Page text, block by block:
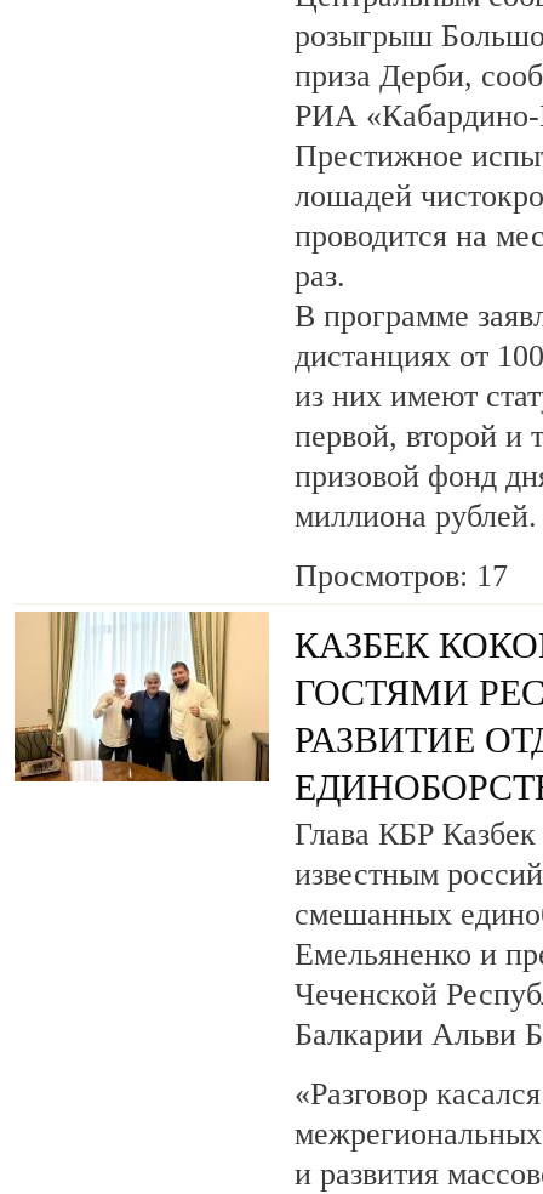
розыгрыш
приза Дерби,
РИА «Кабардино-
Престижное
лошадей
проводится на
раз.
В программе
дистанциях от
из них имеют
первой, второй и
призовой фонд
миллиона рублей.
Просмотров: 17
КАЗБЕК
ГОСТЯМИ
РАЗВИТИЕ
Глава КБР Казбек
известным
смешанных
Емельяненко и
Чеченской
Балкарии Альви
«Разговор
и развития